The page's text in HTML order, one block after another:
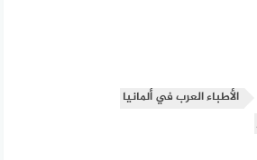
الأطباء العرب في ألمانيا